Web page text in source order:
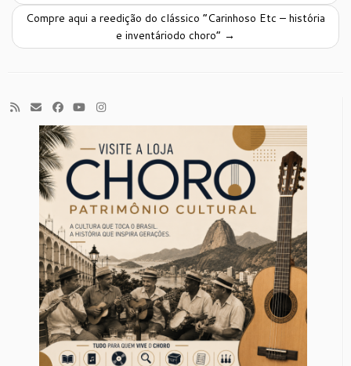
Compre aqui a reedição do clássico “Carinhoso Etc – história
e inventáriodo choro” →